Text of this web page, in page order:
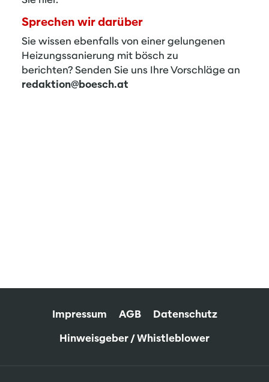
Sprechen wir darüber
Sie wissen ebenfalls von einer gelungenen
Heizungssanierung mit bösch zu
berichten? Senden Sie uns Ihre Vorschläge an
redaktion@boesch.at
Impressum AGB
Datenschutz
Hinweisgeber / Whistleblower